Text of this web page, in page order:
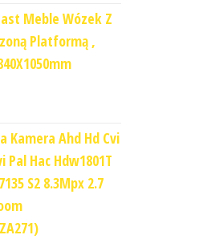
Meble Wózek Z
Platformą ,
Kamera Ahd Hd Cvi
Pal Hac Hdw1801T
S2 8.3Mpx 2.7